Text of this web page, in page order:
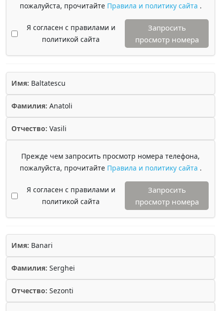
пожалуйста, прочитайте Правила и политику сайта .
Я согласен с правилами и
политикой сайта
Запросить
просмотр номера
Имя: Baltatescu
Фамилия: Anatoli
Отчество: Vasili
Прежде чем запросить просмотр номера телефона,
пожалуйста, прочитайте Правила и политику сайта .
Я согласен с правилами и
политикой сайта
Запросить
просмотр номера
Имя: Banari
Фамилия: Serghei
Отчество: Sezonti